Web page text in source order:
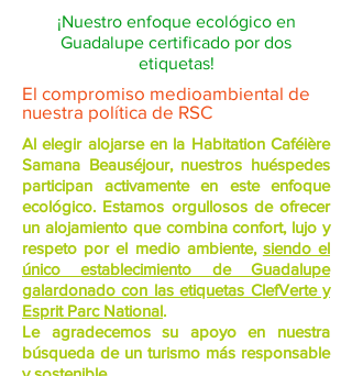
¡Nuestro enfoque ecológico en
Guadalupe certificado por dos
etiquetas!
El compromiso medioambiental de
nuestra política de RSC
Al elegir alojarse en la Habitation Caféière
Samana Beauséjour, nuestros huéspedes
participan activamente en este enfoque
ecológico. Estamos orgullosos de ofrecer
un alojamiento que combina confort, lujo y
respeto por el medio ambiente, siendo el
único establecimiento de Guadalupe
galardonado con las etiquetas ClefVerte y
Esprit Parc National.
Le agradecemos su apoyo en nuestra
búsqueda de un turismo más responsable